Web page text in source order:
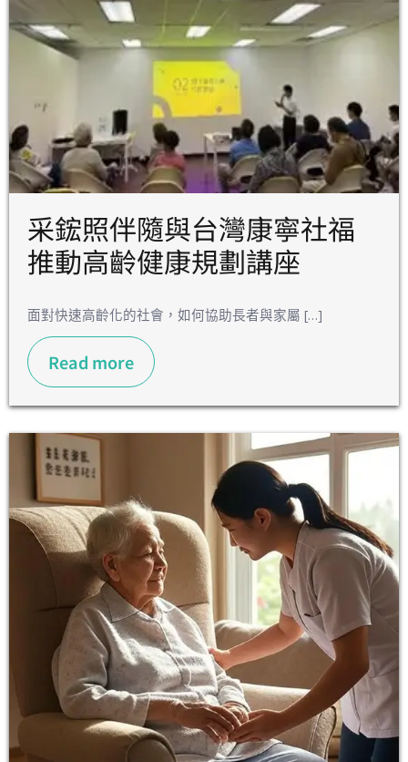
采鋐照伴隨與台灣康寧社福
推動高齡健康規劃講座
面對快速高齡化的社會，如何協助長者與家屬 […]
Read more